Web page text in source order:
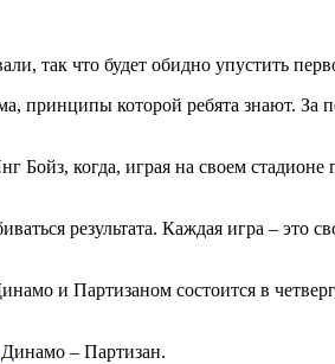
так что будет обидно упустить
принципы которой ребята знают. За
Бойз, когда, играя на своем
результата. Каждая игра – это
и Партизаном состоится в
Динамо – Партизан.